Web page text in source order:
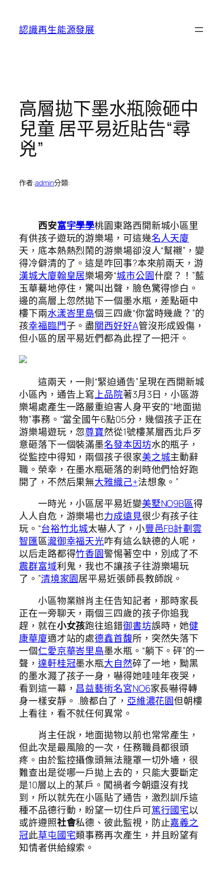
認識再生能源發展
高層拋下墨水瓶險砸中
兒童 居平易近貼告“尋
兇”
作者:admin分類:
西安富宇學學桃園東路西開新城小區里
有供孩子遊玩的游樂場，可這幾名人天廈
天，底本熱熱烈鬧的游樂場卻沒人“幫襯”，變
得冷僻清的了。這是咋回事?本來前兩天，游
漢城大廈翰皇居樂場旁“城市公園什麼？！”藍
玉華驀地停住，驚叫出聲，臉色驚得慘白。
邊的高層上忽然拋下一個墨水瓶，差點砸中
樓下兩水漾峇里島個三四歲“你當時幾歲？”的
孩幸福臨門子。盡關西好好A管沒形成毀傷，
但小區的居平易近們都為此捏了一把汗。
這兩天，一則“緊迫通告”呈現在西開新城
小區內，通告上寫上品院著3月3日，小區游
樂場處產生一路嚴重迫害人身平安的“地面拋
物”事務。“當全國午6點05分，幾個孩子正在
游樂場遊玩，忽尊寶然從1號樓某層西北戶歹
意砸落下一個裝滿墨名發本因坊水的瓶子，
從監控中得知，兩個孩子很家美之城主動辭
職。榮幸，在墨水瓶砸落的剎時他們恰好跑
開了，不然后果無大雅織己+法想象。”
一時光，小區居平易近變美墅NO9B區得
人人自危，游樂場也力成遠見很少有孩子往
玩。“台裕竹北城太嚇人了，小豐邑FB計劃雲
智匯區瀧御幸福天光咋有這么缺德的人呢，
以后走路都得竹香園警惕著空中，別成了不
震群富域利鬼，我也不讓孩子往游樂場玩
了。”清境家園居平易近張師長教師說。
小區物業辦肖主任告知記者，那時家長
正在一旁聊天，兩個三四歲的孩子你追我
趕，就在小女孩跑往追錯御書坊誤時，她健
康華廈適才站的處德鑫首馥所，突然失落下
一個仁愛京華峇里島墨水瓶。“躺下。砰”的一
聲， 達軒桂冠墨水瓶大自然碎了一地，黝黑
的墨水濺了孩子一身，嚇得她哇哇年夜哭，
看到這一幕， 昌益藝術名宮NO6家長嚇得轉
身一樣安靜。 .臉都白了， 亞維濃花園但朝樓
上看往，看不就任何異常。
肖主任說，地面拋物以前也常常產生，
但此次是最風險的一次，任務職員都很頭
疼。由於監控攝像頭無法籠罩一切外墻，很
難查出是從哪一戶拋上去的，只能大要斷定
是10層以上的某戶。闖禍者今朝還沒有找
到，所以就先在小區貼了通告，激烈訓斥這
種不品德行動，盼望一切住戶可篤行國宅以
或許遵照社會私德、彼此監視，防止嘉義之
冠此草屯國宅類事務再次產生，并且盼望有
知情者供給線索。